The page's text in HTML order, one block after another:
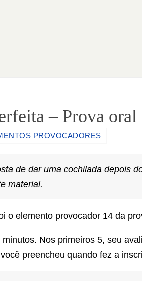
– Prova
PROVOCADORES
de dar uma cochilada depois
material.
o elemento provocador 14 da
Nos primeiros 5, seu
preencheu quando fez a